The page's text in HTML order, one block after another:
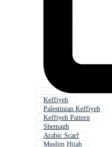
Keffiyeh
Palestinian Keffiyeh
Keffiyeh Pattern
Shemagh
Arabic Scarf
Muslim Hijab